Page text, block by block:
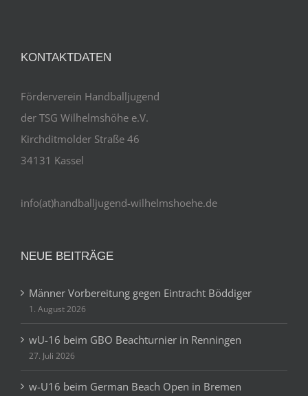
KONTAKTDATEN
Förderverein Handballjugend
der TSG Wilhelmshöhe e.V.
Kirchditmolder Straße 46
34131 Kassel
info(at)handballjugend-wilhelmshoehe.de
NEUE BEITRÄGE
Männer Vorbereitung gegen Eintracht Böddiger
1. August 2026
wU-16 beim GBO Beachturnier in Renningen
27. Juli 2026
w-U16 beim German Beach Open in Bremen